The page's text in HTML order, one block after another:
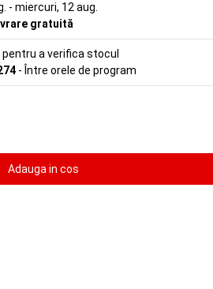
- miercuri, 12 aug.
gratuită
a verifica stocul
- Între orele de program